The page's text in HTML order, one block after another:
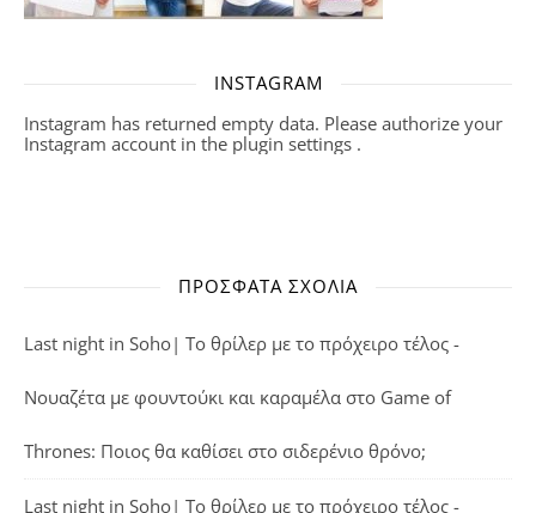
INSTAGRAM
Instagram has returned empty data. Please authorize your
Instagram account in the plugin settings .
ΠΡΌΣΦΑΤΑ ΣΧΌΛΙΑ
Last night in Soho| Το θρίλερ με το πρόχειρο τέλος -
Νουαζέτα με φουντούκι και καραμέλα στο Game of
Thrones: Ποιος θα καθίσει στο σιδερένιο θρόνο;
Last night in Soho| Το θρίλερ με το πρόχειρο τέλος -